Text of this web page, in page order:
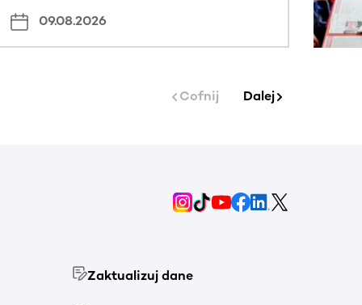
09.08.2026
Cofnij Dalej
Zaktualizuj dane